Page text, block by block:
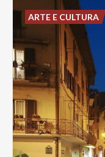
ARTE E CULTURA